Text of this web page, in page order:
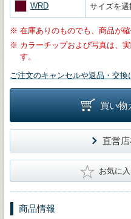
WRD サイズを
※ 在庫ありのものでも、商品が
※ カラーチップおよび写真は、
す。
ご注文のキャンセルや返品・交換
買い物
直営
★ お気に
商品情報